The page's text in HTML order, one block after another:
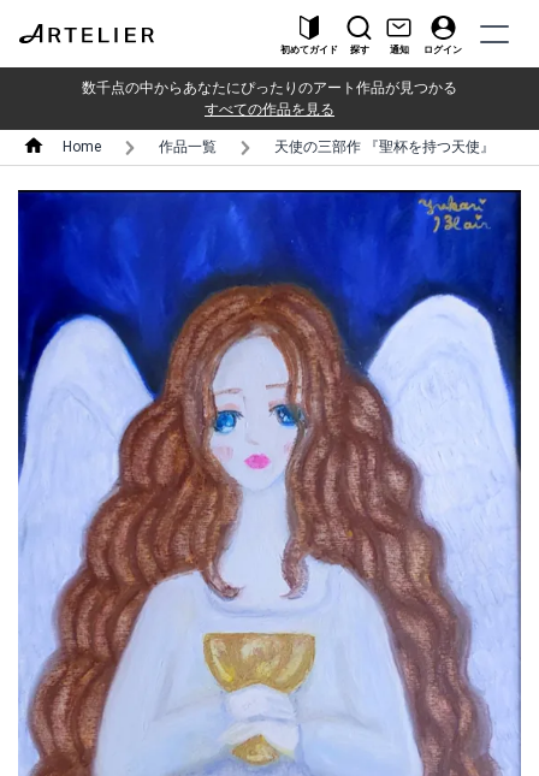
初めてガイド 探す 通知 ログイン
数千点の中からあなたにぴったりのアート作品が見つかる
すべての作品を見る
Home 作品一覧 天使の三部作 『聖杯を持つ天使』